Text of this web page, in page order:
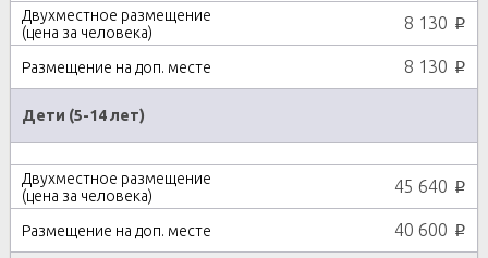
8 130 p
8 130 p
Дети (5-14 лет)
45 640 p
40 600 p